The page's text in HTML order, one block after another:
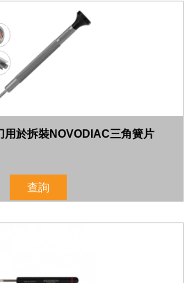
用於拆裝NOVODIAC三角簧片
查詢